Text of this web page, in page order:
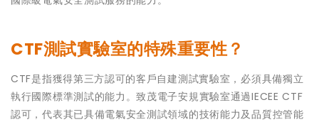
CTF測試實驗室的特殊重要性？
CTF是指獲得第三方認可的客戶自建測試實驗室，必須具備獨立
執行國際標準測試的能力。致茂電子安規實驗室通過IECEE CTF
認可，代表其已具備電氣安全測試領域的技術能力及品質控管能